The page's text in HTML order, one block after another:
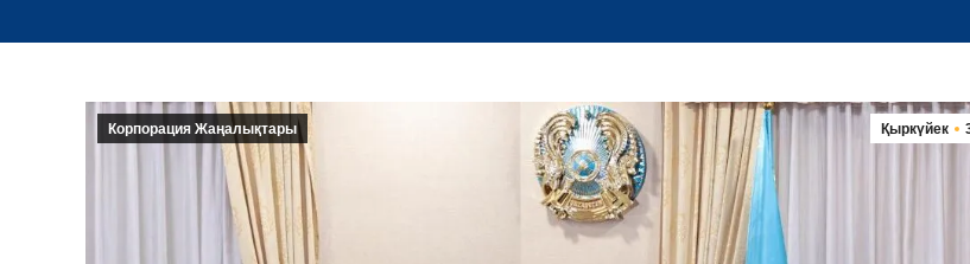
Қыркүйек
Корпорация Жаңалықтары